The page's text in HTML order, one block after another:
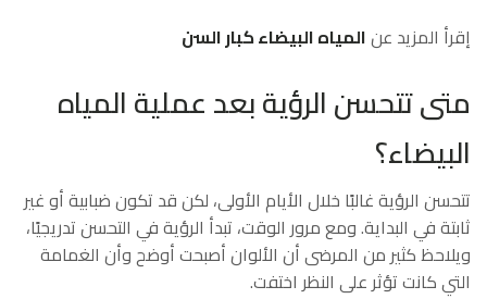
إقرأ المزيد عنالمياه البيضاء كبار السن
متى تتحسن الرؤية بعد عملية المياه
البيضاء؟
تتحسن الرؤية غالبًا خلال الأيام الأولى، لكن قد تكون ضبابية أو غير
ثابتة في البداية. ومع مرور الوقت، تبدأ الرؤية في التحسن تدريجيًا،
ويلاحظ كثير من المرضى أن الألوان أصبحت أوضح وأن الغمامة
التي كانت تؤثر على النظر اختفت.